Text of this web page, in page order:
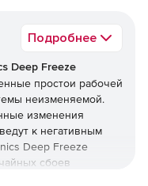
Подробнее
Deep Freeze
простои рабочей
неизменяемой.
изменения
к негативным
Deep Freeze
сбоев